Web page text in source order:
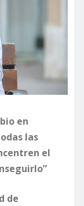
en
las
el
de